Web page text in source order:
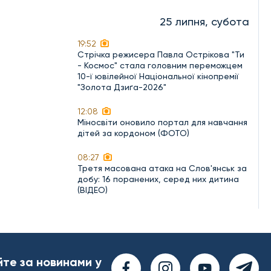
25 липня, субота
19:52
Стрічка режисера Павла Острікова "Ти
- Космос" стала головним переможцем
10-ї ювілейної Національної кінопремії
"Золота Дзиґа-2026"
12:08
Міносвіти оновило портал для навчання
дітей за кордоном (ФОТО)
08:27
Третя масована атака на Слов'янськ за
добу: 16 поранених, серед них дитина
(ВІДЕО)
за новинами у